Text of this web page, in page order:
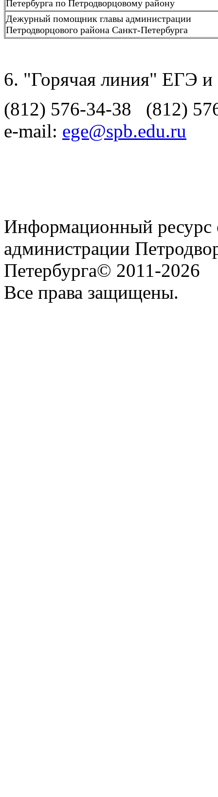
Петербурга по Петродворцовому району
Дежурный помощник главы администрации
Петродворцового района Санкт-Петербурга
"Горячая линия" ЕГЭ
(812) 576-34-38 (812)
e-mail: ege@spb.edu.ru
Информационный ресурс
администрации
Петербурга© 2011-2026
Все права защищены.